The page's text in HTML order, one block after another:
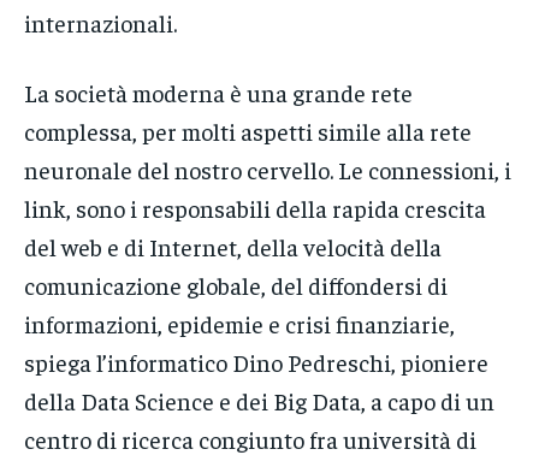
internazionali.
La società moderna è una grande rete
complessa, per molti aspetti simile alla rete
neuronale del nostro cervello. Le connessioni, i
link, sono i responsabili della rapida crescita
del web e di Internet, della velocità della
comunicazione globale, del diffondersi di
informazioni, epidemie e crisi finanziarie,
spiega l’informatico Dino Pedreschi, pioniere
della Data Science e dei Big Data, a capo di un
centro di ricerca congiunto fra università di